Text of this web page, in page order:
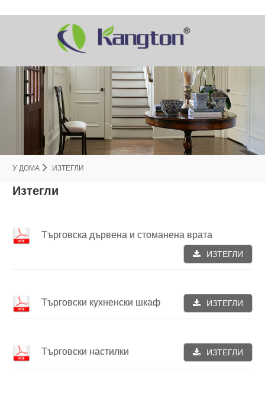
У ДОМА ИЗТЕГЛИ
Изтегли
Търговска дървена и стоманена врата
ИЗТЕГЛИ
Търговски кухненски шкаф ИЗТЕГЛИ
Търговски настилки ИЗТЕГЛИ